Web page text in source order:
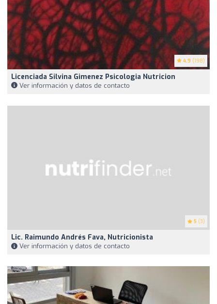
4.9 (198)
Licenciada Silvina Gimenez Psicologia Nutricion
Ver información y datos de contacto
5 (3)
Lic. Raimundo Andrés Fava, Nutricionista
Ver información y datos de contacto